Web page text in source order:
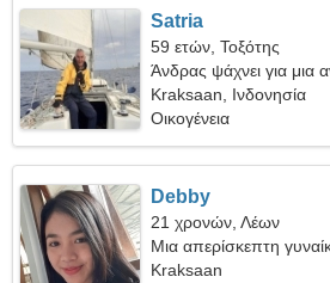
Satria
59 ετών, Τοξότης
Άνδρας ψάχνει για μια
Kraksaan, Ινδονησία
Οικογένεια
Debby
21 χρονών, Λέων
Μια απερίσκεπτη
Kraksaan